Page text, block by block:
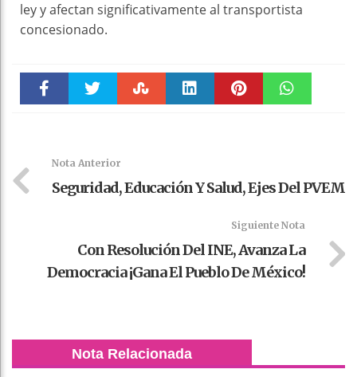
ley y afectan significativamente al transportista
concesionado.
Nota Anterior
Seguridad, Educación Y Salud, Ejes Del PVEM
Siguiente Nota
Con Resolución Del INE, Avanza La
Democracia ¡gana El Pueblo De México!
Nota Relacionada